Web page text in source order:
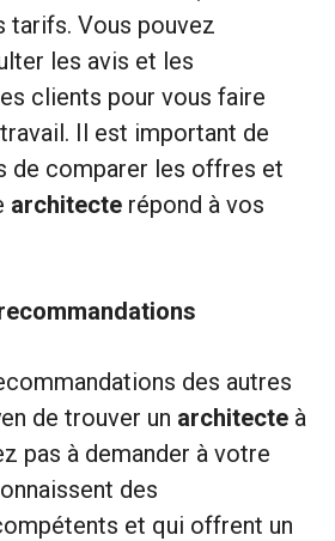
Vous pouvez
les avis et les
clients pour vous faire
Il est important de
de comparer les offres et
architecte répond à vos
des autres
de trouver un architecte à
pas à demander à votre
des
et qui offrent un